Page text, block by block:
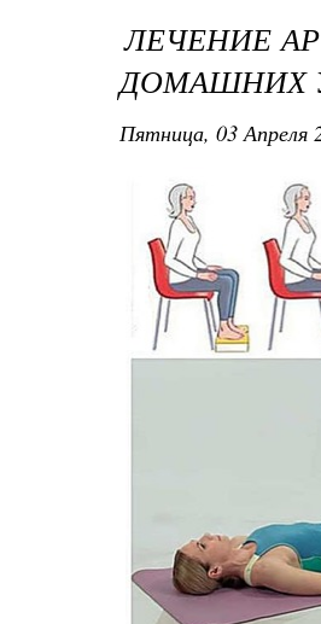
ЛЕЧЕНИЕ
ДОМАШНИХ
Пятница, 03 Апреля